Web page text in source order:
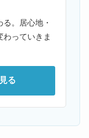
。居心地・
っていきま
る